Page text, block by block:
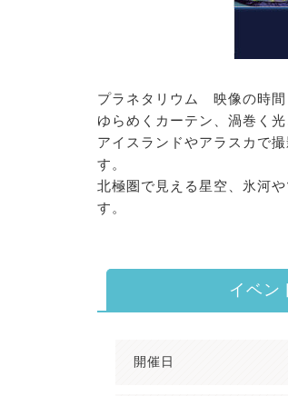
プラネタリウム 映像の時
ゆらめくカーテン、渦巻く
アイスランドやアラスカで
す。
北極圏で見える星空、氷河
す。
イベン
開催日